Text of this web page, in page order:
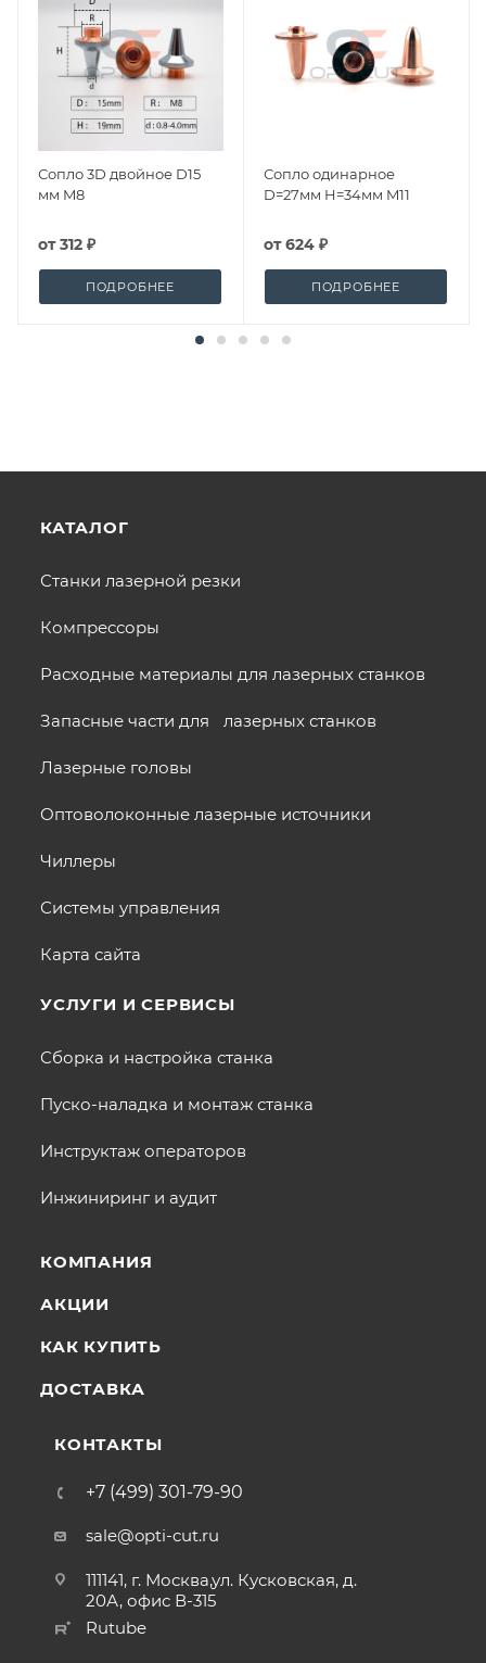
Сопло 3D двойное D15
мм M8
от312 ₽
ПОДРОБНЕЕ
Сопло одинарное
D=27мм H=34мм M11
от624 ₽
ПОДРОБНЕЕ
КАТАЛОГ
Станки лазерной резки
Компрессоры
Расходные материалы для лазерных станков
Запасные части для лазерных станков
Лазерные головы
Оптоволоконные лазерные источники
Чиллеры
Системы управления
Карта сайта
УСЛУГИ И СЕРВИСЫ
Сборка и настройка станка
Пуско-наладка и монтаж станка
Инструктаж операторов
Инжиниринг и аудит
КОМПАНИЯ
АКЦИИ
КАК КУПИТЬ
ДОСТАВКА
КОНТАКТЫ
+7 (499) 301-79-90
sale@opti-cut.ru
111141, г. Москва,ул. Кусковская, д.
20А, офис В-315
Rutube